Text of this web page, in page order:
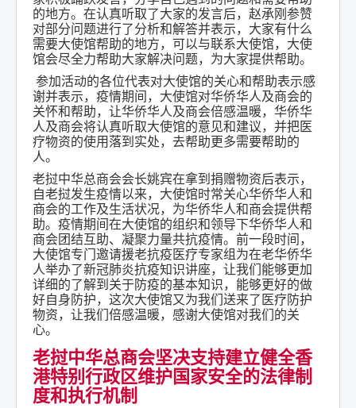
的地方。在认真听取了大家的发言后，赵承刚参赞
对部分问题进行了分析和解答并表示，大家有什么
需要大使馆帮助的地方，可以与联系大使馆，大使
馆会尽全力帮助大家解决问题，为大家提供帮助。
参加活动的各位代表对大使馆的关心和帮助表示感
谢并表示，疫情期间，大使馆对华侨华人及商会的
关怀和帮助，让华侨华人及商会倍感温暖，华侨华
人及商会将认真听取大使馆的意见和建议，并把医
疗物资的使用落到实处，去帮助更多需要帮助的
人。
老挝中华总商会会长姚宾在拿到捐赠物资后表示，
自老挝发生疫情以来，大使馆时常关心华侨华人和
商会的工作及生活状况，为华侨华人和商会提供帮
助。疫情期间在大使馆的组织和领导下华侨华人和
商会团结互助、凝聚力量共抗疫情。前一段时间，
大使馆专门邀请援老抗疫医疗专家组为在老华侨华
人举办了新冠肺炎抗疫知识讲座，让我们能够更加
详细的了解到关于防疫的基本知识，能够更好的做
好自身防护，这次大使馆又为我们送来了医疗防护
物资，让我们倍感温暖，感谢大使馆对我们的关
心。
老挝中华总商会坚决支持建立健全香
港特别行政区维护国家安全的法律制
度和执行机制